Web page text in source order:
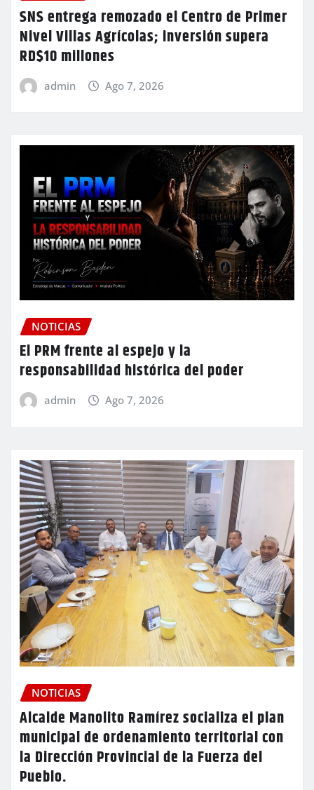
SNS entrega remozado el Centro de Primer
Nivel Villas Agrícolas; inversión supera
RD$10 millones
admin Ago 7, 2026
NOTICIAS
El PRM frente al espejo y la
responsabilidad histórica del poder
admin Ago 7, 2026
NOTICIAS
Alcalde Manolito Ramírez socializa el plan
municipal de ordenamiento territorial con
la Dirección Provincial de la Fuerza del
Pueblo.